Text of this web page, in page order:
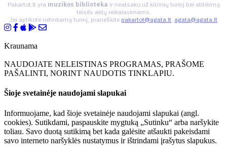
Pakartot.lt yra muzikos biblioteka ir neatsako už kūrinių turinį bei atitikimą
teisės aktų reikalavimams.
Jei aptikote netinkamą turinį, praneškite pakartot@agata.lt, agata@agata.lt
Kraunama
NAUDOJATE NELEISTINAS PROGRAMAS, PRAŠOME
PAŠALINTI, NORINT NAUDOTIS TINKLAPIU.
Šioje svetainėje naudojami slapukai
Informuojame, kad šioje svetainėje naudojami slapukai (angl.
cookies). Sutikdami, paspauskite mygtuką „Sutinku“ arba naršykite
toliau. Savo duotą sutikimą bet kada galėsite atšaukti pakeisdami
savo interneto naršyklės nustatymus ir ištrindami įrašytus slapukus.